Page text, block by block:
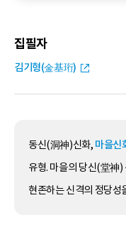
집필자
김기형(金基珩)
동신(洞神)신화, 마을신
유형. 마을의 당신(堂神)
현존하는 신격의 정당성